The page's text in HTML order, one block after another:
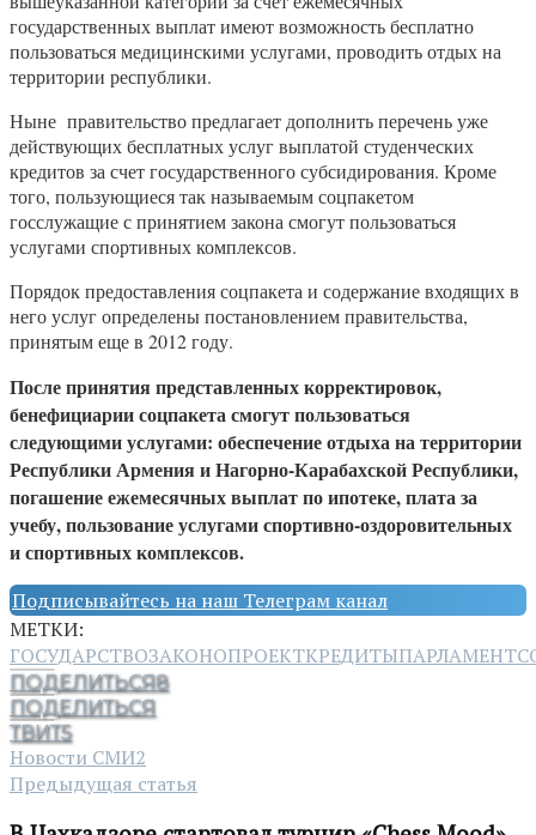
государственных выплат имеют возможность бесплатно
пользоваться медицинскими услугами, проводить отдых на
территории республики.
Ныне правительство предлагает дополнить перечень уже
действующих бесплатных услуг выплатой студенческих
кредитов за счет государственного субсидирования. Кроме
того, пользующиеся так называемым соцпакетом
госслужащие с принятием закона смогут пользоваться
услугами спортивных комплексов.
Порядок предоставления соцпакета и содержание входящих в
него услуг определены постановлением правительства,
принятым еще в 2012 году.
После принятия представленных корректировок,
бенефициарии соцпакета смогут пользоваться
следующими услугами: обеспечение отдыха на территории
Республики Армения и Нагорно-Карабахской Республики,
погашение ежемесячных выплат по ипотеке, плата за
учебу, пользование услугами спортивно-оздоровительных
и спортивных комплексов.
Подписывайтесь на наш Телеграм канал
МЕТКИ:
ГОСУДАРСТВОЗАКОНОПРОЕКТКРЕДИТЫПАРЛАМЕНТ
ПОДЕЛИТЬСЯ8
ПОДЕЛИТЬСЯ
ТВИТ5
Новости СМИ2
Предыдущая статья